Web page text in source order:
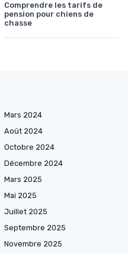
Comprendre les tarifs de
pension pour chiens de
chasse
Mars 2024
Août 2024
Octobre 2024
Décembre 2024
Mars 2025
Mai 2025
Juillet 2025
Septembre 2025
Novembre 2025